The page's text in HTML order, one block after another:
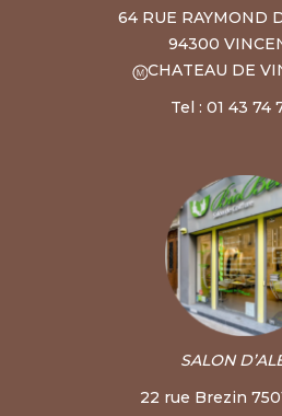
64 RUE RAYMOND
94300
CHATEAU DE
Tel : 01 43 74
SALON
22 rue Brezin